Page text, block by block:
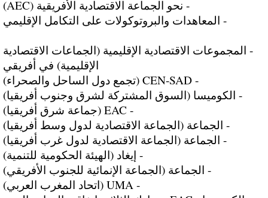
- نحو الجماعة الاقتصادية الأفريقية (AEC)
- المعاهدات والبروتوكولات على التكامل الإقليمي
- المجموعات الاقتصادية الإقليمية (الجماعات الاقتصادية
الإقليمية) في أفريقي
- CEN-SAD (تجمع دول الساحل والصحراء)
- الكوميسا (السوق المشتركة لشرق وجنوب أفريقيا)
- EAC (جماعة شرق أفريقيا)
- الجماعة (الجماعة الاقتصادية لدول وسط أفريقيا)
- الجماعة (الجماعة الاقتصادية لدول غرب أفريقيا)
- إيغاد (الهيئة الحكومية للتنمية)
- الجماعة (الجماعة الإنمائية للجنوب الأفريقي)
- UMA (اتحاد المغرب العربي)